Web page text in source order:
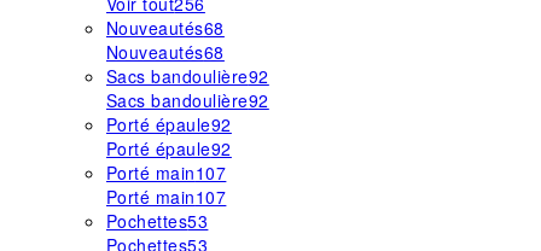
Nouveautés68
Nouveautés68
Sacs bandoulière92
Sacs bandoulière92
Porté épaule92
Porté épaule92
Porté main107
Porté main107
Pochettes53
Pochettes53